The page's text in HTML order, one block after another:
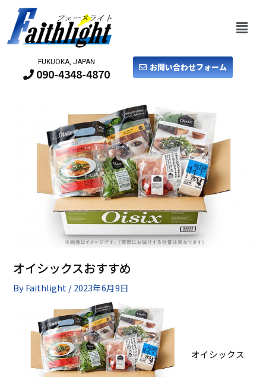
FUKUOKA, JAPAN
090-4348-4870 お問い合わせフォーム
オイシックスおすすめ
ByFaithlight /2023年6月9日
オイシックス